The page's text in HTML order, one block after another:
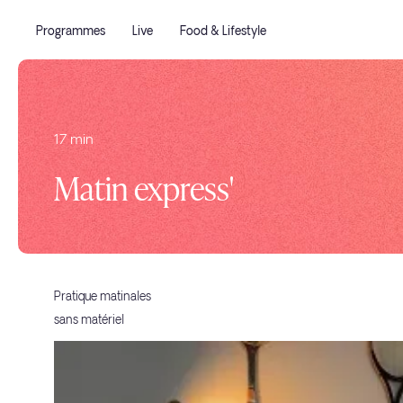
Programmes Live Food & Lifestyle
17 min
Matin express'
Pratique matinales
sans matériel